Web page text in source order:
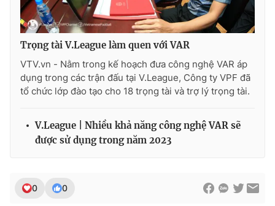
Trọng tài V.League làm quen với VAR
VTV.vn - Nằm trong kế hoạch đưa công nghệ VAR áp
dụng trong các trận đấu tại V.League, Công ty VPF đã
tổ chức lớp đào tạo cho 18 trọng tài và trợ lý trọng tài.
V.League | Nhiều khả năng công nghệ VAR sẽ
được sử dụng trong năm 2023
0 0